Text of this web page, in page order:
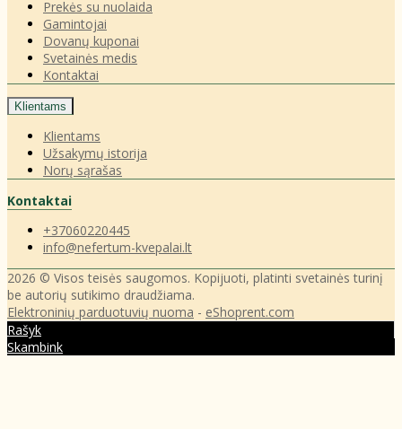
Prekės su nuolaida
Gamintojai
Dovanų kuponai
Svetainės medis
Kontaktai
Klientams
Klientams
Užsakymų istorija
Norų sąrašas
Kontaktai
+37060220445
info@nefertum-kvepalai.lt
2026 © Visos teisės saugomos. Kopijuoti, platinti svetainės turinį
be autorių sutikimo draudžiama.
Elektroninių parduotuvių nuoma - eShoprent.com
Rašyk
Skambink